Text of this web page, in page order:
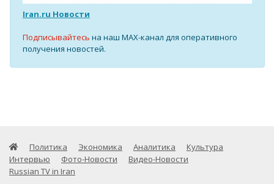
Iran.ru Новости
Подписывайтесь на наш MAX-канал для оперативного
получения новостей.
Политика Экономика Аналитика
Культура
Интервью
Фото-Новости
Видео-Новости
Russian TV in Iran